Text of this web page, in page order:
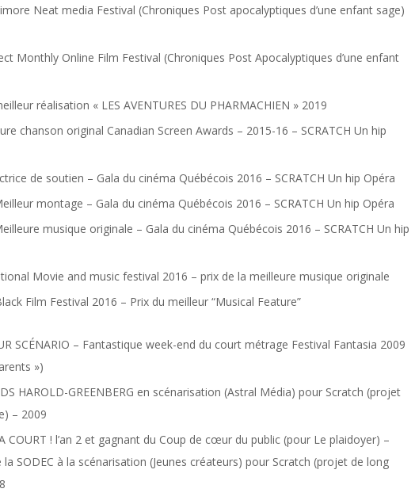
Neat media Festival (Chroniques Post apocalyptiques d’une enfant sage)
Monthly Online Film Festival (Chroniques Post Apocalyptiques d’une enfant
réalisation « LES AVENTURES DU PHARMACHIEN » 2019
chanson original Canadian Screen Awards – 2015-16 – SCRATCH Un hip
de soutien – Gala du cinéma Québécois 2016 – SCRATCH Un hip Opéra
montage – Gala du cinéma Québécois 2016 – SCRATCH Un hip Opéra
musique originale – Gala du cinéma Québécois 2016 – SCRATCH Un hip
Movie and music festival 2016 – prix de la meilleure musique originale
Film Festival 2016 – Prix du meilleur “Musical Feature”
SCÉNARIO – Fantastique week-end du court métrage Festival Fantasia 2009
»)
HAROLD-GREENBERG en scénarisation (Astral Média) pour Scratch (projet
– 2009
COURT ! l’an 2 et gagnant du Coup de cœur du public (pour Le plaidoyer) –
SODEC à la scénarisation (Jeunes créateurs) pour Scratch (projet de long